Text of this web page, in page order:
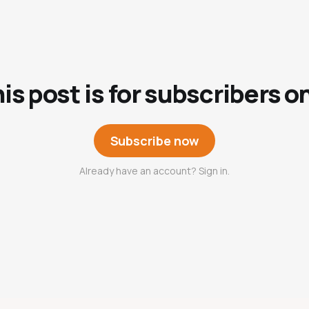
post is for subscribers
Subscribe now
Already have an account? Sign in.